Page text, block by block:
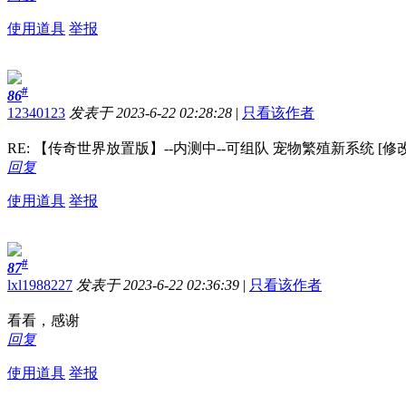
使用道具 举报
86#
12340123 发表于 2023-6-22 02:28:28 | 只看该作者
RE: 【传奇世界放置版】--内测中--可组队 宠物繁殖新系统 [修
回复
使用道具 举报
87#
lxl1988227 发表于 2023-6-22 02:36:39 | 只看该作者
看看，感谢
回复
使用道具 举报